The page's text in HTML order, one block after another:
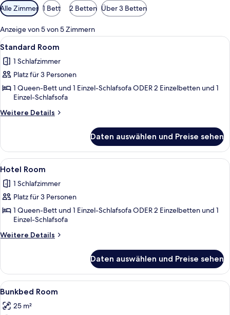
Verfügbare
Filter
für
Zimmer
Alle Zimmer 1 Bett 2 Betten Über 3 Betten
Anzeige von 5 von 5 Zimmern
Alle
Fotos
für
Standard
Room
anzeigen
Ein Hotelzimmer mit einem Bett,
4
Standard Room
1 Schlafzimmer
Platz für 3 Personen
1 Queen-Bett und 1 Einzel-Schlafsofa ODER 2 Einzelbetten und 1
Einzel-Schlafsofa
Weitere Details
Weitere
Room
Daten auswählen und Preise sehen
Alle
Fotos
für
Hotel
Room
anzeigen
Ein modernes Hotelzimmer mit Bett,
4
Hotel Room
1 Schlafzimmer
Platz für 3 Personen
1 Queen-Bett und 1 Einzel-Schlafsofa ODER 2 Einzelbetten und 1
Einzel-Schlafsofa
Weitere Details
Weitere
Room
Daten auswählen und Preise sehen
Alle
Fotos
für
Ein Hotelzimmer mit einem Bett,
4
Bunkbed Room
25 m²